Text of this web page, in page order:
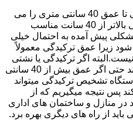
دستگاه های نشت یابی لوله صوتی تا عمق 40 سانتی متری را می
توانند نشت یابی کنند و برای عمقی بالاتر از 40 سانت مناسب
پیش آمده به احتمال خیلی
زیرا عمق ترکیدگی معمولاً
ها بیش از 40 سانت نیست.البته اگر ترکیدگی یا نشتی
لوله زیاد باشد و صدایی را ایجاد کند حتی اگر عمق بیش از 40 سانتی
تشخیص ترکیدگی میتواند
نتیجه میگیریم که از
در منازل و ساختمان های اداری
از راه های دیگری بهره برد.